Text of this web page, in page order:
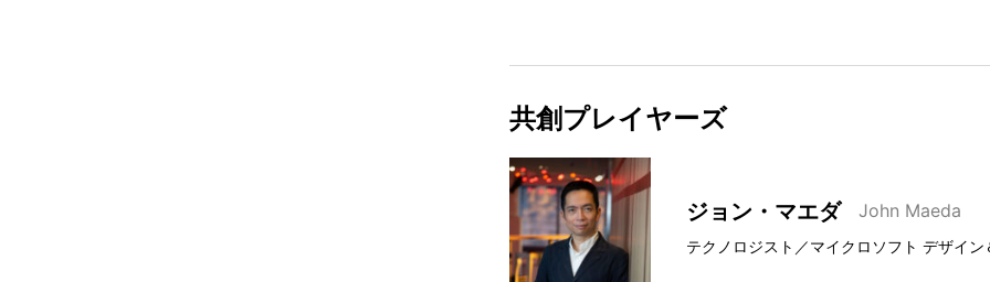
共創プレイヤーズ
ジョン・マエダ John Maeda
テクノロジスト／マイクロソフト デザイ